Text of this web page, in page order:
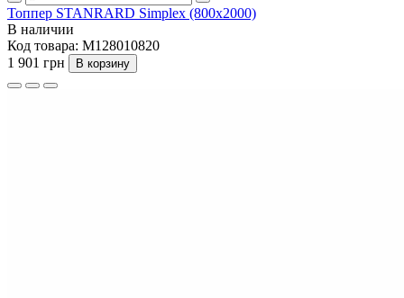
Топпер STANRARD Simplex (800x2000)
В наличии
Код товара: M128010820
1 901 грн
В корзину